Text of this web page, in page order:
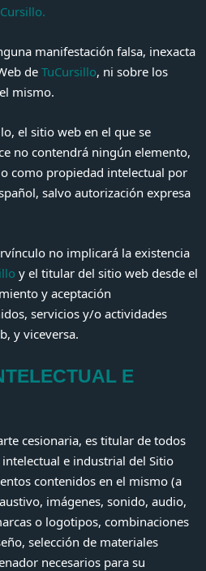
.
manifestación falsa, inexacta
de TuCursillo, ni sobre los
mismo.
el sitio web en el que se
no contendrá ningún elemento,
como propiedad intelectual por
salvo autorización expresa
no implicará la existencia
y el titular del sitio web desde el
y aceptación
servicios y/o actividades
y viceversa.
E
cesionaria, es titular de todos
e industrial del Sitio
contenidos en el mismo (a
imágenes, sonido, audio,
o logotipos, combinaciones
selección de materiales
necesarios para su